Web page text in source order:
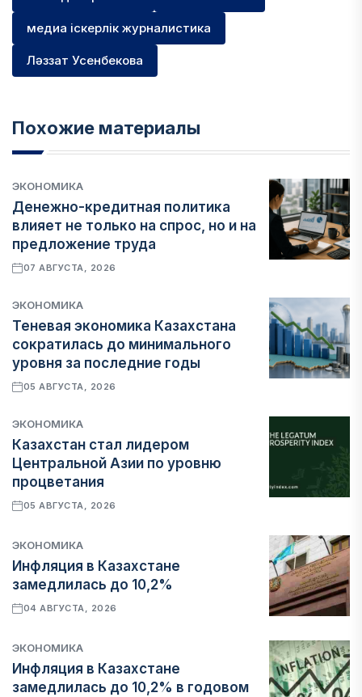
медиа іскерлік журналистика
Ләззат Усенбекова
Похожие материалы
ЭКОНОМИКА
Денежно-кредитная политика
влияет не только на спрос, но и на
предложение труда
07 АВГУСТА, 2026
ЭКОНОМИКА
Теневая экономика Казахстана
сократилась до минимального
уровня за последние годы
05 АВГУСТА, 2026
ЭКОНОМИКА
Казахстан стал лидером
Центральной Азии по уровню
процветания
05 АВГУСТА, 2026
ЭКОНОМИКА
Инфляция в Казахстане
замедлилась до 10,2%
04 АВГУСТА, 2026
ЭКОНОМИКА
Инфляция в Казахстане
замедлилась до 10,2% в годовом